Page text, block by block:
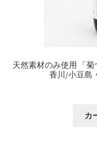
天然素材のみ使用 「
香川/小豆島
カ